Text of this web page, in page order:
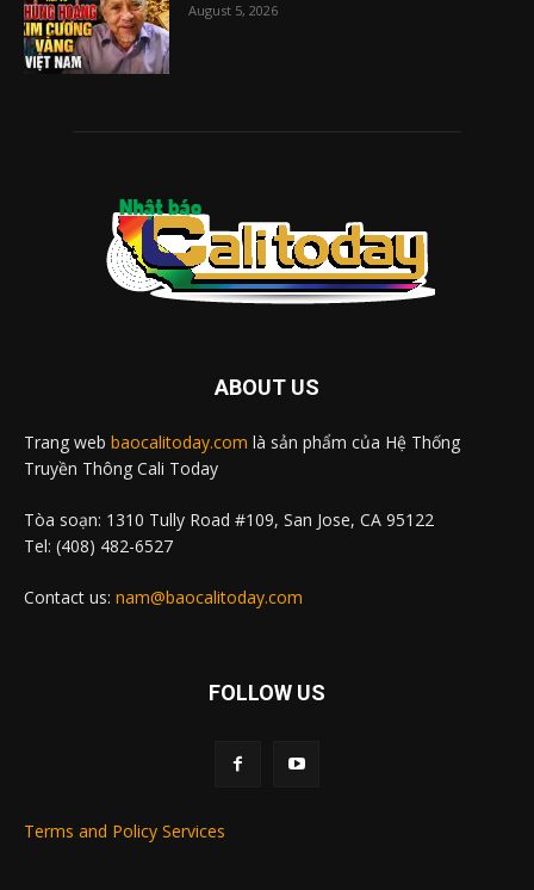
August 5, 2026
ABOUT US
Trang web baocalitoday.com là sản phẩm của Hệ Thống
Truyền Thông Cali Today
Tòa soạn: 1310 Tully Road #109, San Jose, CA 95122
Tel: (408) 482-6527
Contact us: nam@baocalitoday.com
FOLLOW US
Terms and Policy Services